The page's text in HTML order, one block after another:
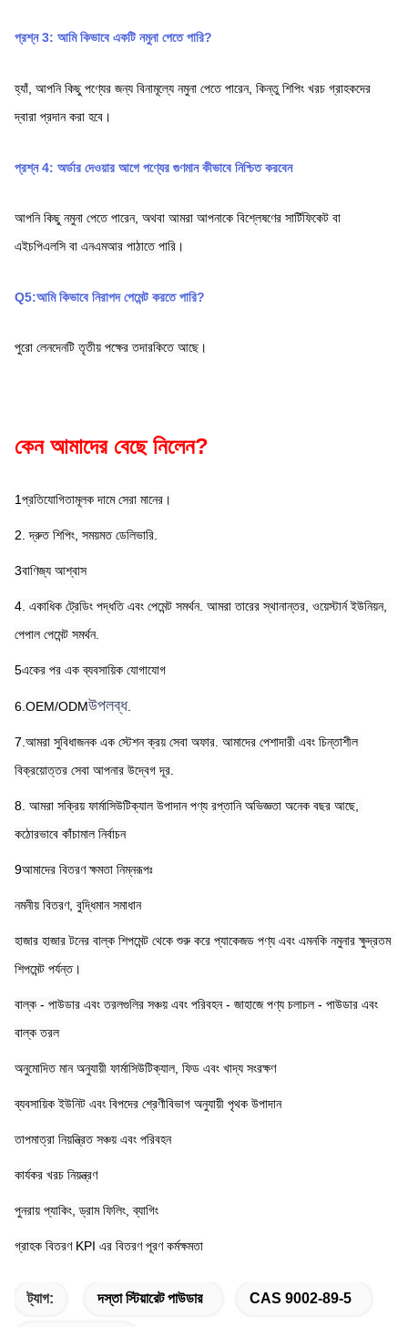
প্রশ্ন 3: আমি কিভাবে একটি নমুনা পেতে পারি?
হ্যাঁ, আপনি কিছু পণ্যের জন্য বিনামূল্যে নমুনা পেতে পারেন, কিন্তু শিপিং খরচ গ্রাহকদের
দ্বারা প্রদান করা হবে।
প্রশ্ন 4: অর্ডার দেওয়ার আগে পণ্যের গুণমান কীভাবে নিশ্চিত করবেন
আপনি কিছু নমুনা পেতে পারেন, অথবা আমরা আপনাকে বিশ্লেষণের সার্টিফিকেট বা
এইচপিএলসি বা এনএমআর পাঠাতে পারি।
Q5:আমি কিভাবে নিরাপদ পেমেন্ট করতে পারি?
পুরো লেনদেনটি তৃতীয় পক্ষের তদারকিতে আছে।
কেন আমাদের বেছে নিলেন?
1প্রতিযোগিতামূলক দামে সেরা মানের।
2. দ্রুত শিপিং, সময়মত ডেলিভারি.
3বাণিজ্য আশ্বাস
4. একাধিক ট্রেডিং পদ্ধতি এবং পেমেন্ট সমর্থন. আমরা তারের স্থানান্তর, ওয়েস্টার্ন ইউনিয়ন,
পেপাল পেমেন্ট সমর্থন.
5একের পর এক ব্যবসায়িক যোগাযোগ
6.OEM/ODMউপলব্ধ.
7.আমরা সুবিধাজনক এক স্টেশন ক্রয় সেবা অফার. আমাদের পেশাদারী এবং চিন্তাশীল
বিক্রয়োত্তর সেবা আপনার উদ্বেগ দূর.
8. আমরা সক্রিয় ফার্মাসিউটিক্যাল উপাদান পণ্য রপ্তানি অভিজ্ঞতা অনেক বছর আছে,
কঠোরভাবে কাঁচামাল নির্বাচন
9আমাদের বিতরণ ক্ষমতা নিম্নরূপঃ
নমনীয় বিতরণ, বুদ্ধিমান সমাধান
হাজার হাজার টনের বাল্ক শিপমেন্ট থেকে শুরু করে প্যাকেজড পণ্য এবং এমনকি নমুনার ক্ষুদ্রতম
শিপমেন্ট পর্যন্ত।
বাল্ক - পাউডার এবং তরলগুলির সঞ্চয় এবং পরিবহন - জাহাজে পণ্য চলাচল - পাউডার এবং
বাল্ক তরল
অনুমোদিত মান অনুযায়ী ফার্মাসিউটিক্যাল, ফিড এবং খাদ্য সংরক্ষণ
ব্যবসায়িক ইউনিট এবং বিপদের শ্রেণীবিভাগ অনুযায়ী পৃথক উপাদান
তাপমাত্রা নিয়ন্ত্রিত সঞ্চয় এবং পরিবহন
কার্যকর খরচ নিয়ন্ত্রণ
পুনরায় প্যাকিং, ড্রাম ফিলিং, ব্যাগিং
গ্রাহক বিতরণ KPI এর বিতরণ পূরণ কর্মক্ষমতা
ট্যাগ: দস্তা স্টিয়ারেট পাউডার CAS 9002-89-5